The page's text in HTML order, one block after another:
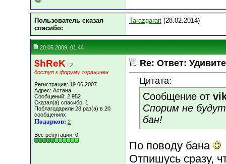
Пользователь сказал
cпасибо:
Tarazgarait (28.02.2014)
20.05.2009, 01:44
$hReK
доступ к форуму ограничен
Регистрация: 19.06.2007
Адрес: Астана
Сообщений: 2,952
Сказал(а) спасибо: 1
Поблагодарили 28 раз(а) в 20
сообщениях
Подарков: 2
Вес репутации: 0
Re: Ответ:
Цитата:
Сообщение от
Спорим не
бан!
По поводу бана
Отпишусь сразу,